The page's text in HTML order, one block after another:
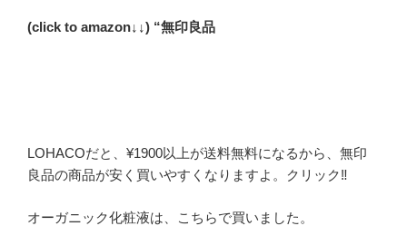
(click to amazon↓↓) “無印良品
LOHACOだと、¥1900以上が送料無料になるから、無印
良品の商品が安く買いやすくなりますよ。クリック‼︎
オーガニック化粧液は、こちらで買いました。